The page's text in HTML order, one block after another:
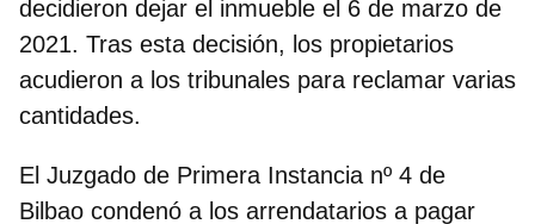
decidieron dejar el inmueble el 6 de marzo de
2021. Tras esta decisión, los propietarios
acudieron a los tribunales para reclamar varias
cantidades.
El Juzgado de Primera Instancia nº 4 de
Bilbao condenó a los arrendatarios a pagar